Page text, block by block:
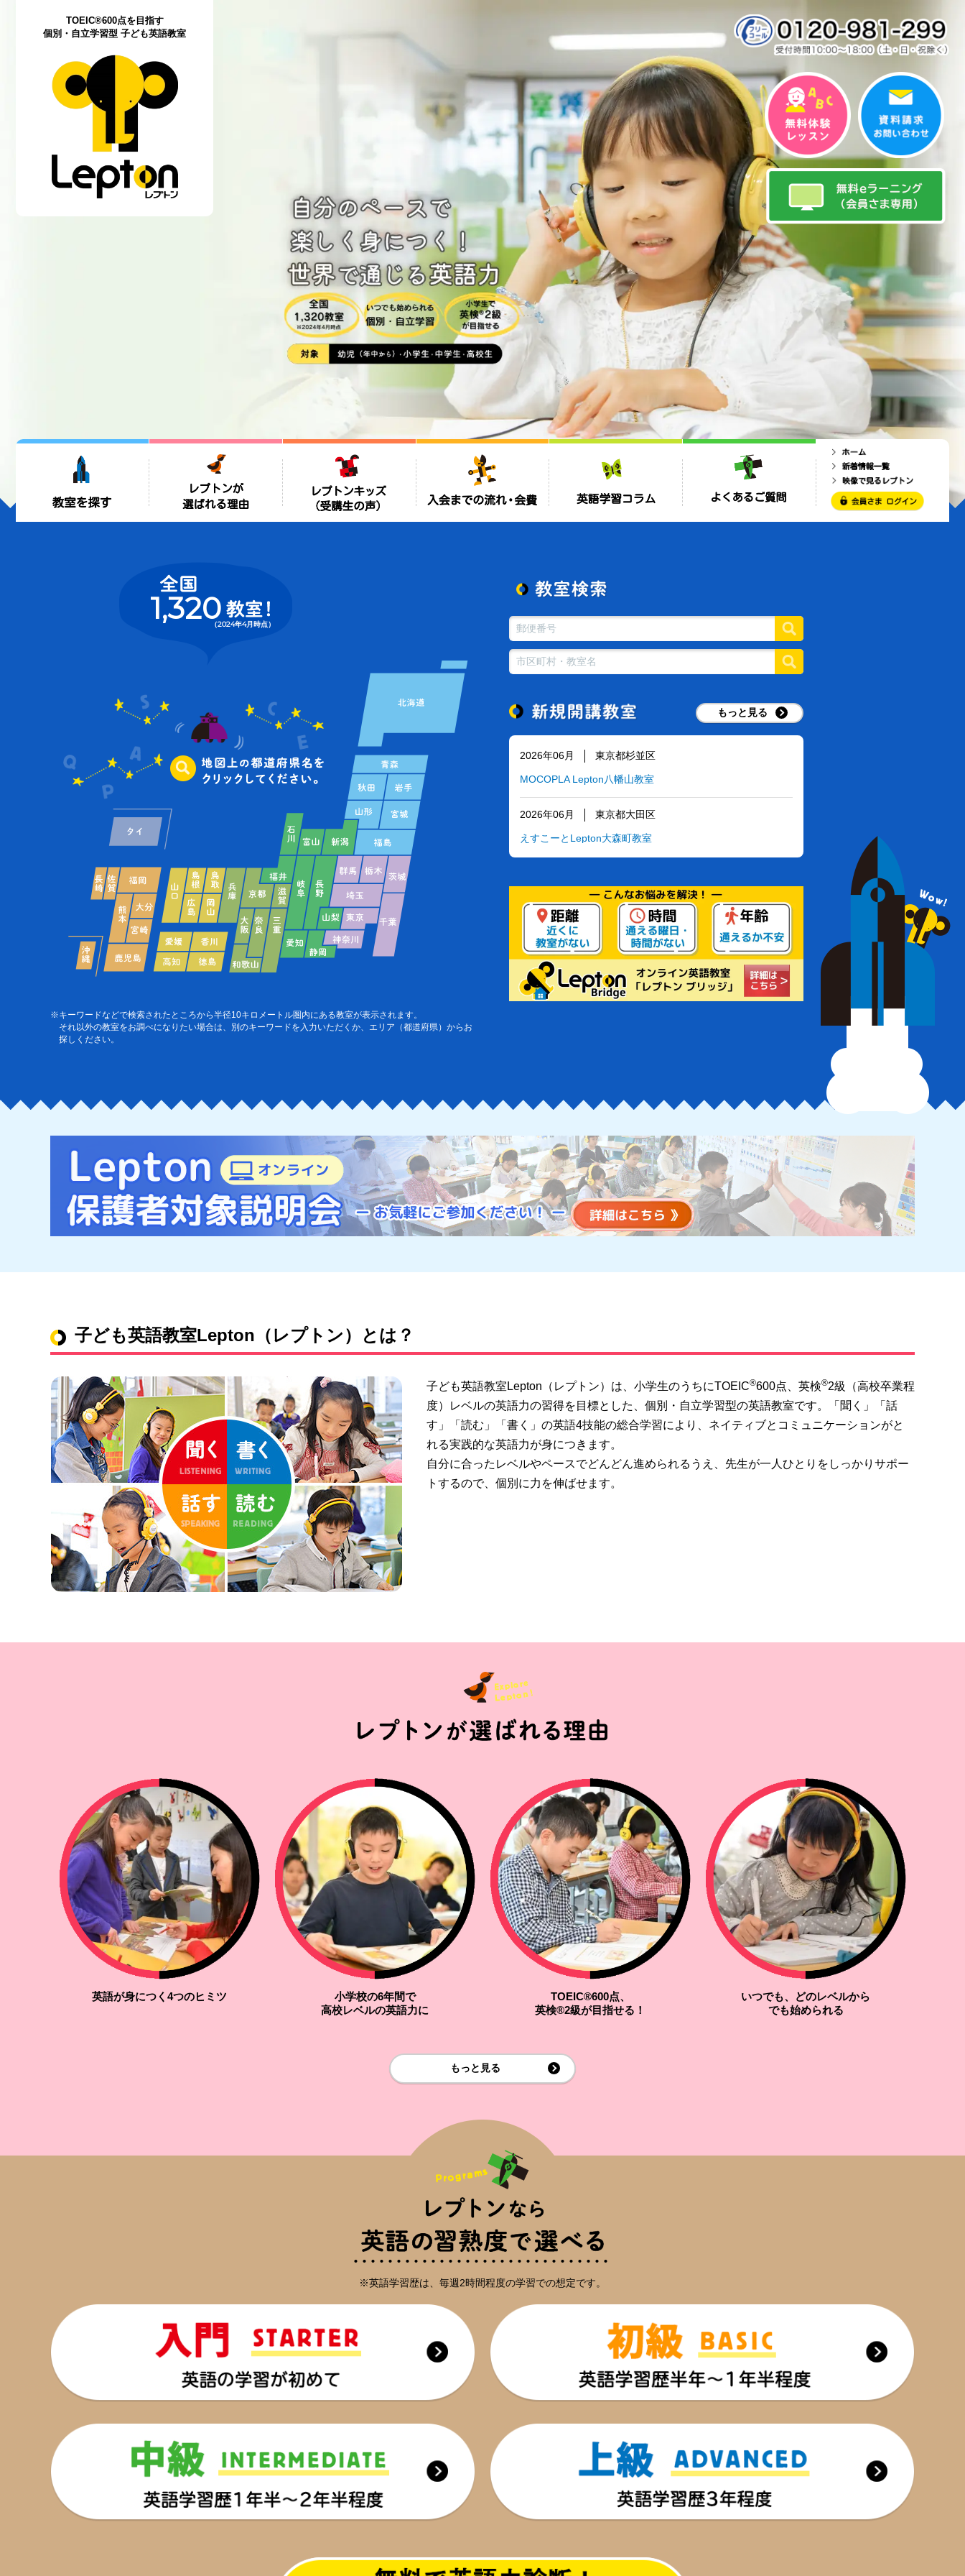
TOEIC®600点を目指す
個別・自立学習型 子ども英語教室
1,320（2024年4月時点）
※キーワードなどで検索されたところから半径10キロメートル圏内にある教室が表示されます。
それ以外の教室をお調べになりたい場合は、別のキーワードを入力いただくか、エリア（都道府県）からお
探しください。
2026年06月 東京都杉並区
MOCOPLA Lepton八幡山教室
2026年06月 東京都大田区
えすこーとLepton大森町教室
えすこーとLepton聖ドミニコ学園教室 ※在校生限定
2026年06月 東京都品川区
えすこーとLepton戸越公園教室
2026年06月 茨城県土浦市
もっと見る
子ども英語教室Lepton（レプトン）とは？
子ども英語教室Lepton（レプトン）は、小学生のうちにTOEIC®600点、英検®2級（高校卒業程
度）レベルの英語力の習得を目標とした、個別・自立学習型の英語教室です。「聞く」「話
す」「読む」「書く」の英語4技能の総合学習により、ネイティブとコミュニケーションがと
れる実践的な英語力が身につきます。
自分に合ったレベルやペースでどんどん進められるうえ、先生が一人ひとりをしっかりサポー
トするので、個別に力を伸ばせます。
英語が身につく4つのヒミツ
小学校の6年間で
高校レベルの英語力に
TOEIC®600点、
英検®2級が目指せる！
いつでも、どのレベルから
でも始められる
もっと見る
※英語学習歴は、毎週2時間程度の学習での想定です。